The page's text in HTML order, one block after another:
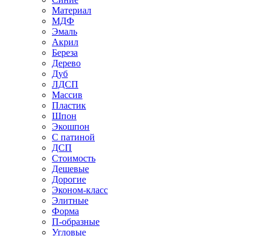
Материал
МДФ
Эмаль
Акрил
Береза
Дерево
Дуб
ЛДСП
Массив
Пластик
Шпон
Экошпон
С патиной
ДСП
Стоимость
Дешевые
Дорогие
Эконом-класс
Элитные
Форма
П-образные
Угловые